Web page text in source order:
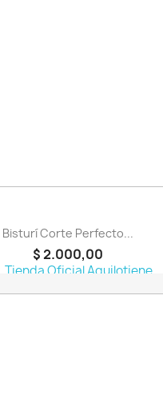
Bisturí Corte Perfecto...
$ 2.000,00
Tienda Oficial Aquilotiene